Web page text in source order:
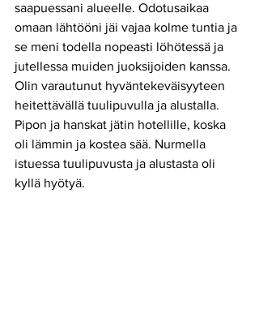
saapuessani alueelle. Odotusaikaa
omaan lähtööni jäi vajaa kolme tuntia ja
se meni todella nopeasti löhötessä ja
jutellessa muiden juoksijoiden kanssa.
Olin varautunut hyväntekeväisyyteen
heitettävällä tuulipuvulla ja alustalla.
Pipon ja hanskat jätin hotellille, koska
oli lämmin ja kostea sää. Nurmella
istuessa tuulipuvusta ja alustasta oli
kyllä hyötyä.